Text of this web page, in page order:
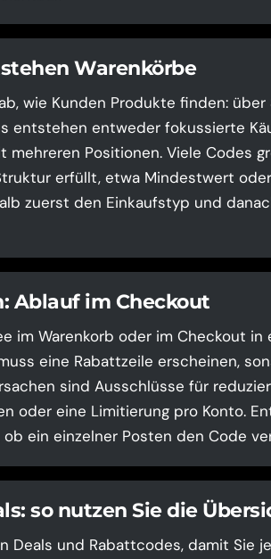
Warenkörbe
wie Kunden Produkte finden: über
entstehen entweder fokussierte
Positionen. Viele Codes
erfüllt, etwa Mindestwert oder
zuerst den Einkaufstyp und
Ablauf im Checkout
im Warenkorb oder im Checkout in
eine Rabattzeile erscheinen,
sind Ausschlüsse für
oder eine Limitierung pro Konto.
ein einzelner Posten den Code
so nutzen Sie die
Deals und Rabattcodes, damit Sie